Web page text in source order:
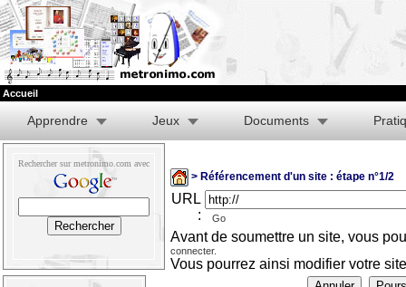
Accueil
Apprendre Jeux Documents
Rechercher sur metronimo.com avec
> Référencement d'un site : étape n°1/2
URL
:
Go
Avant de soumettre un site, vous
connecter.
Vous pourrez ainsi modifier votre